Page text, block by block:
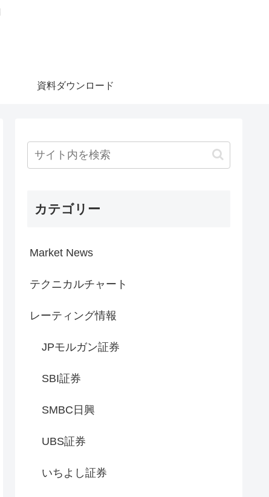
資料ダウンロード
カテゴリー
Market News
テクニカルチャート
レーティング情報
JPモルガン証券
SBI証券
SMBC日興
UBS証券
いちよし証券